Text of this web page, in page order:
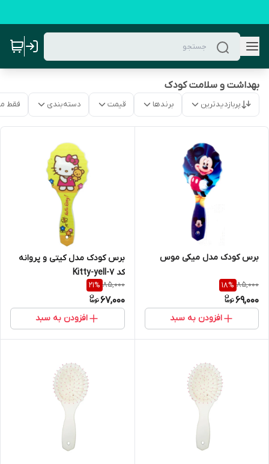
بهداشت و سلامت کودک
پربازدیدترین برندها قیمت دسته‌بندی فقط
برس کودک مدل میکی موس
85,000
18%
69,000
افزودن به سبد
برس کودک مدل کیتی و پروانه
کد Kitty-yell-7
85,000
21%
67,000
افزودن به سبد